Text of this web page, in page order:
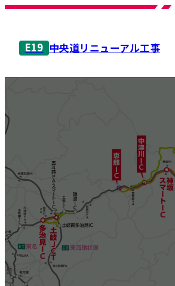
E19 中央道リニューアル工事
渋滞予測
迂回ルート
料金調整